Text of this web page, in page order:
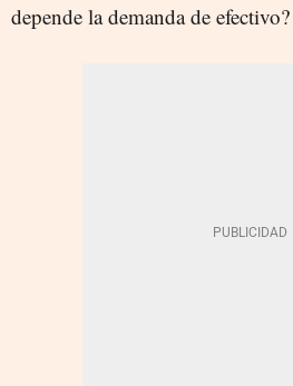
depende la demanda de efectivo?